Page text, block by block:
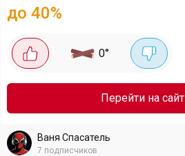
до 40%
0°
Перейти на сайт
Ваня Спасатель
7 подписчиков